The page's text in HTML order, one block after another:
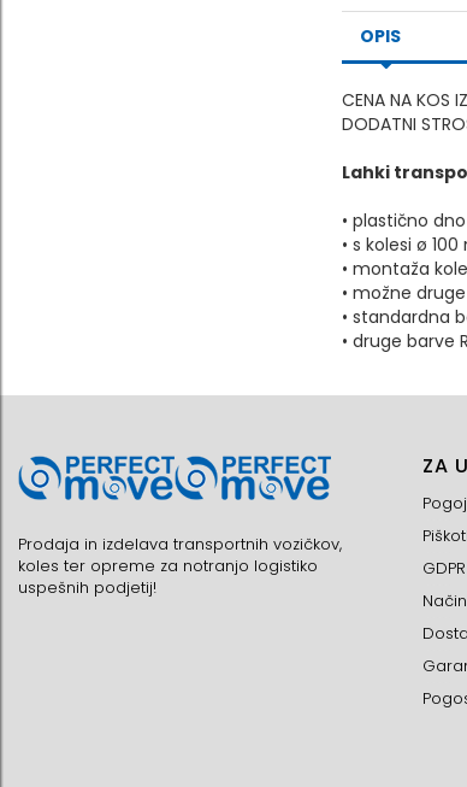
OPIS
CENA NA KOS
DODATNI
Lahki
• plastično
• s kolesi ø
• montaža
• možne
• standardna
• druge barve
Prodaja in izdelava transportnih vozičkov,
koles ter opreme za notranjo logistiko
uspešnih podjetij!
ZA
GDPR